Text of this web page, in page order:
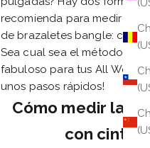
recomienda para medir tus
de brazaletes bangle: con
Sea cual sea el método que
fabuloso para tus All
unos pasos rápidos!
Cómo medir la
con cinta